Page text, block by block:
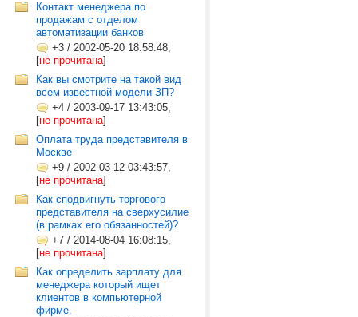
Контакт менеджера по
продажам с отделом
автоматизации банков
+3 / 2002-05-20 18:58:48,
[не прочитана]
Как вы смотрите на такой вид
всем известной модели ЗП?
+4 / 2003-09-17 13:43:05,
[не прочитана]
Оплата труда представителя в
Москве
+9 / 2002-03-12 03:43:57,
[не прочитана]
Как сподвигнуть торгового
представителя на сверхусилие
(в рамках его обязанностей)?
+7 / 2014-08-04 16:08:15,
[не прочитана]
Как определить зарплату для
менеджера который ищет
клиентов в компьютерной
фирме.